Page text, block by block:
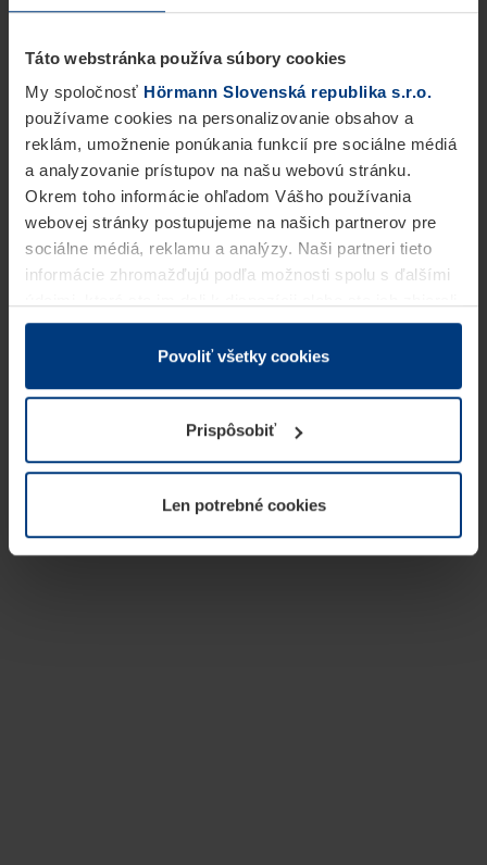
Táto webstránka používa súbory cookies
My spoločnosť Hörmann Slovenská republika s.r.o.
používame cookies na personalizovanie obsahov a
reklám, umožnenie ponúkania funkcií pre sociálne médiá
a analyzovanie prístupov na našu webovú stránku.
Okrem toho informácie ohľadom Vášho používania
webovej stránky postupujeme na našich partnerov pre
sociálne médiá, reklamu a analýzy. Naši partneri tieto
informácie zhromažďujú podľa možnosti spolu s ďalšími
v rámci Vášho využívania služieb.
Z právneho hľadiska môžeme cookies ukladať na Vašom
prevádzku tejto stránky. Pre všetky ostatné typy cookie
potrebujeme Vaše povolenie. Vaše povolenie môžete
kedykoľvek zmeniť alebo odvolať vo vysvetlení cookie
našej webovej stránky.
Povoliť všetky cookies
Prispôsobiť
Len potrebné cookies